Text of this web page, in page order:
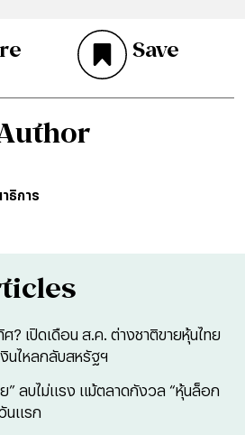
Save
ธิการ
? เปิดเดือน ส.ค. ต่างชาติขายหุ้นไทย
นไหลกลับสหรัฐฯ
” ลบไม่แรง แม้ตลาดกังวล “หุ้นล็อก
นแรก